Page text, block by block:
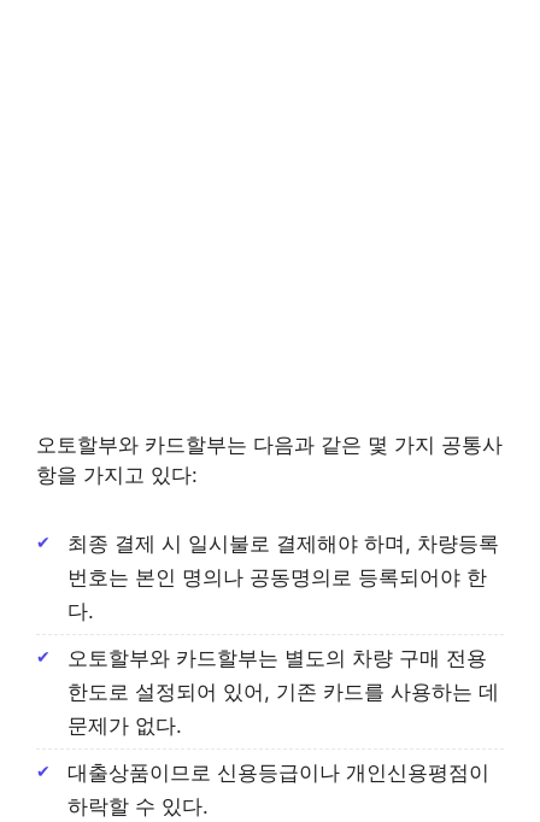
오토할부와 카드할부는 다음과 같은 몇 가지 공통사
항을 가지고 있다:
최종 결제 시 일시불로 결제해야 하며, 차량등록
번호는 본인 명의나 공동명의로 등록되어야 한
다.
오토할부와 카드할부는 별도의 차량 구매 전용
한도로 설정되어 있어, 기존 카드를 사용하는 데
문제가 없다.
대출상품이므로 신용등급이나 개인신용평점이
하락할 수 있다.